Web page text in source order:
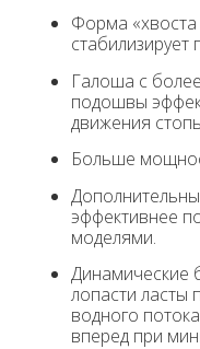
Форма «хвоста
стабилизирует
Галоша с
подошвы
движения
Больше
эффективнее
моделями.
Динамические
лопасти ласты
водного
вперед при